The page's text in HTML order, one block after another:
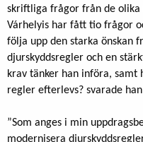
skriftliga frågor från de
Várhelyis har fått tio frågor
följa upp den starka önskan
djurskyddsregler och en
krav tänker han införa, samt
regler efterlevs? svarade
”Som anges i min
modernisera